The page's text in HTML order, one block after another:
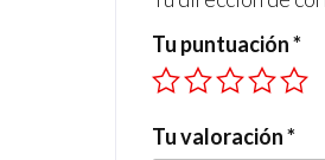
Tu puntuación*
Tu valoración*